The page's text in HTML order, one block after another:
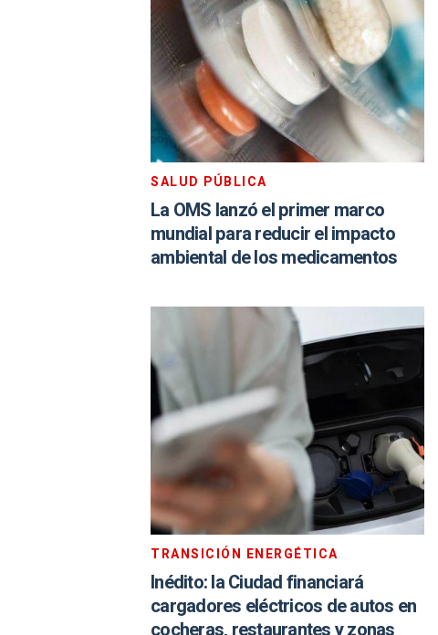
SALUD PÚBLICA
La OMS lanzó el primer marco
mundial para reducir el impacto
ambiental de los medicamentos
TRANSICIÓN ENERGÉTICA
Inédito: la Ciudad financiará
cargadores eléctricos de autos en